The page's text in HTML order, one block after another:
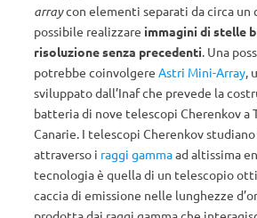
arraycon elementi separati da circa un
possibile realizzare immagini di stelle
risoluzione senza precedenti. Una
potrebbe coinvolgere Astri Mini-Array,
sviluppato dall’Inaf che prevede la
batteria di nove telescopi Cherenkov a
Canarie. I telescopi Cherenkov studiano
attraverso i raggi gammaad altissima
tecnologia è quella di un telescopio
caccia di emissione nelle lunghezze